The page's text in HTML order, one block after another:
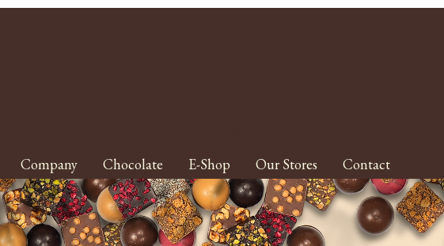
Company Chocolate E-Shop Our Stores Contact